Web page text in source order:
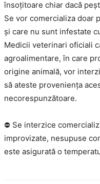
însoțitoare chiar dacă
Se vor comercializa doar
și care nu sunt infestate
Medicii veterinari oficiali
agroalimentare, în care
origine animală, vor
să ateste proveniența
necorespunzătoare.
⛔ Se interzice
improvizate, nesupuse
este asigurată o